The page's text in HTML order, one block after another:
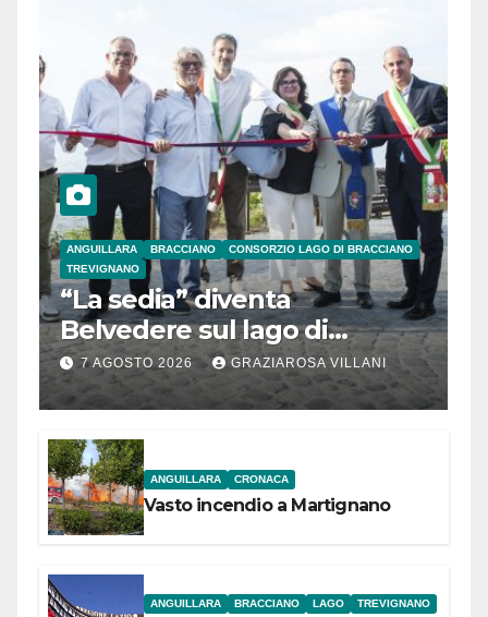
ANGUILLARA BRACCIANO
CONSORZIO LAGO DI BRACCIANO
TREVIGNANO
“La sedia” diventa
Belvedere sul lago di
Bracciano: ieri
l’inaugurazione
7 AGOSTO 2026 GRAZIAROSA VILLANI
ANGUILLARA CRONACA
Vasto incendio a Martignano
ANGUILLARA BRACCIANO LAGO TREVIGNANO